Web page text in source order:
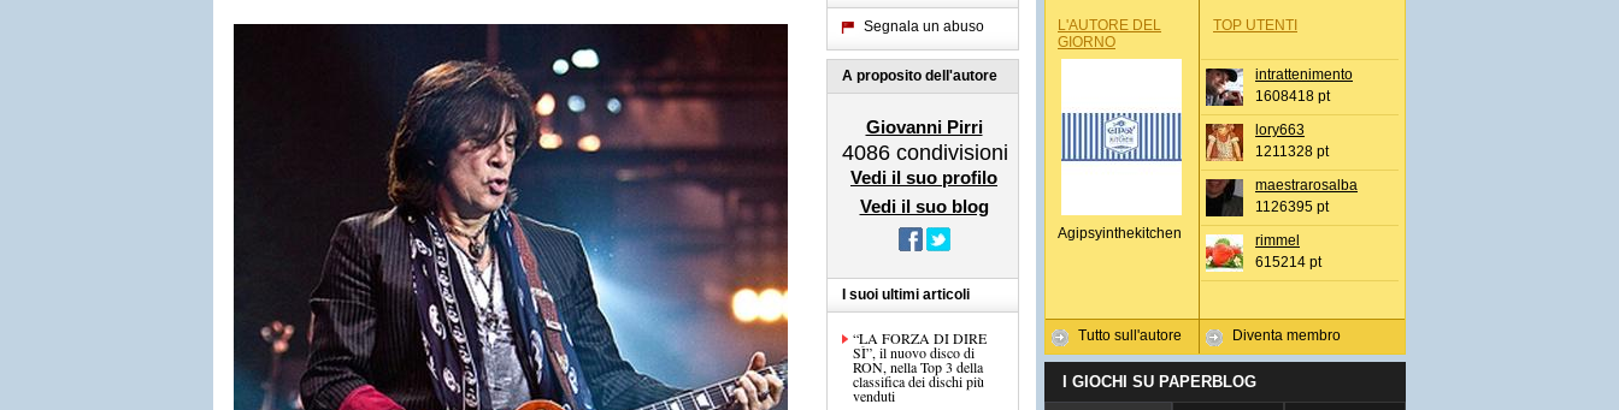
Segnala un abuso
A proposito dell'autore
Giovanni Pirri
4086 condivisioni
Vedi il suo profilo
Vedi il suo blog
I suoi ultimi articoli
“LA FORZA DI DIRE
SÌ”, il nuovo disco di
RON, nella Top 3 della
classifica dei dischi più
venduti
L'AUTORE DEL
GIORNO
Agipsyinthekitchen
Tutto sull'autore
TOP UTENTI
intrattenimento
1608418 pt
lory663
1211328 pt
maestrarosalba
1126395 pt
rimmel
615214 pt
Diventa membro
I GIOCHI SU PAPERBLOG